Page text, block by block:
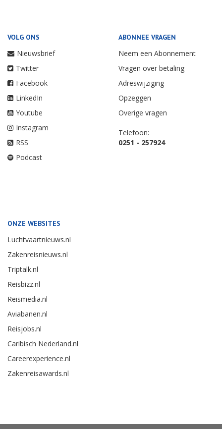
VOLG ONS
Nieuwsbrief
Twitter
Facebook
LinkedIn
Youtube
Instagram
RSS
Podcast
ABONNEE VRAGEN
Neem een Abonnement
Vragen over betaling
Adreswijziging
Opzeggen
Overige vragen
Telefoon:
0251 - 257924
ONZE WEBSITES
Luchtvaartnieuws.nl
Zakenreisnieuws.nl
Triptalk.nl
Reisbizz.nl
Reismedia.nl
Aviabanen.nl
Reisjobs.nl
Caribisch Nederland.nl
Careerexperience.nl
Zakenreisawards.nl